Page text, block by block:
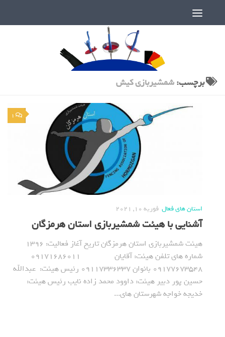
برچسب:شمشیربازی کیش
1
استان های فعال فوریه 10, 2021
آشنایی با هیئت شمشیربازی استان هرمزگان
هیئت شمشیربازی استان هرمزگان تاریخ آغاز فعالیت: 1396
شماره های تلفن هیئت: آقایان 09171686011
09177673548 بانوان 09117336337 رئیس هیئت: عبدالله
حسین پور دبیر هیئت: داوود محمد زاده نایب رئیس هیئت:
خدیجه خواجه شهرستان های...